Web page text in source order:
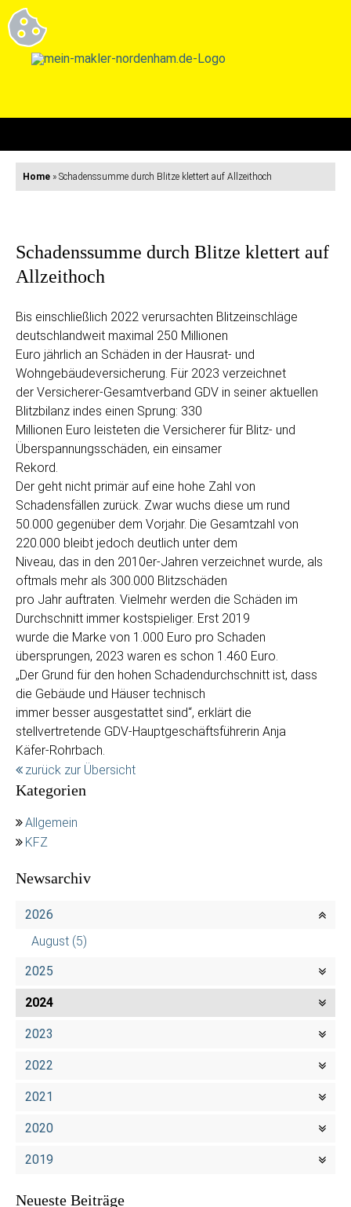
Home » Schadenssumme durch Blitze klettert auf Allzeithoch
Schadenssumme durch Blitze klettert auf
Allzeithoch
Bis einschließlich 2022 verursachten Blitzeinschläge
deutschlandweit maximal 250 Millionen
Euro jährlich an Schäden in der Hausrat- und
Wohngebäudeversicherung. Für 2023 verzeichnet
der Versicherer-Gesamtverband GDV in seiner aktuellen
Blitzbilanz indes einen Sprung: 330
Millionen Euro leisteten die Versicherer für Blitz- und
Überspannungsschäden, ein einsamer
Rekord.
Der geht nicht primär auf eine hohe Zahl von
Schadensfällen zurück. Zwar wuchs diese um rund
50.000 gegenüber dem Vorjahr. Die Gesamtzahl von
220.000 bleibt jedoch deutlich unter dem
Niveau, das in den 2010er-Jahren verzeichnet wurde, als
oftmals mehr als 300.000 Blitzschäden
pro Jahr auftraten. Vielmehr werden die Schäden im
Durchschnitt immer kostspieliger. Erst 2019
wurde die Marke von 1.000 Euro pro Schaden
übersprungen, 2023 waren es schon 1.460 Euro.
„Der Grund für den hohen Schadendurchschnitt ist, dass
die Gebäude und Häuser technisch
immer besser ausgestattet sind“, erklärt die
stellvertretende GDV-Hauptgeschäftsführerin Anja
Käfer-Rohrbach.
zurück zur Übersicht
Kategorien
Allgemein
KFZ
Newsarchiv
2026
August (5)
2025
2024
2023
2022
2021
2020
2019
Neueste Beiträge